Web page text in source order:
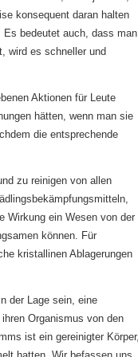
konsequent daran halten
bedeutet auch, dass man
wird es schneller und
Aktionen für Leute
hätten, wenn man sie
die entsprechende
zu reinigen von allen
Wirkung ein Wesen von der
können. Für
kristallinen Ablagerungen
der Lage sein, eine
Organismus von den
ist ein gereinigter Körper,